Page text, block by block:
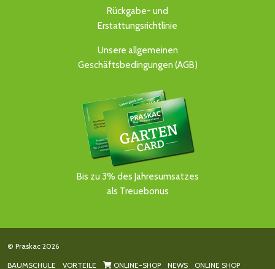
Rückgabe- und
Erstattungsrichtlinie
Unsere allgemeinen
Geschäftsbedingungen (AGB)
Bis zu 3% des Jahresumsatzes
als Treuebonus
© Praskac 2026
BAUMSCHULE VORTEILE ONLINE-SHOP NEWS ONLINE SHOP